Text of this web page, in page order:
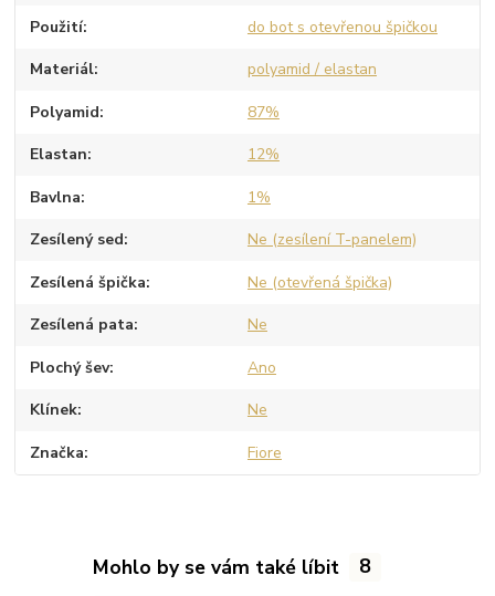
Použití do bot s otevřenou špičkou
Materiál polyamid / elastan
Polyamid 87%
Elastan 12%
Bavlna 1%
Zesílený sed Ne (zesílení T-panelem)
Zesílená špička Ne (otevřená špička)
Zesílená pata Ne
Plochý šev Ano
Klínek Ne
Značka Fiore
Mohlo by se vám také líbit 8